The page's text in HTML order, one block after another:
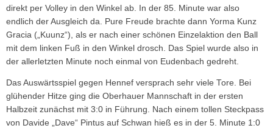
direkt per Volley in den Winkel ab. In der 85. Minute war also
endlich der Ausgleich da. Pure Freude brachte dann Yorma Kunz
Gracia („Kuunz“), als er nach einer schönen Einzelaktion den Ball
mit dem linken Fuß in den Winkel drosch. Das Spiel wurde also in
der allerletzten Minute noch einmal von Eudenbach gedreht.
Das Auswärtsspiel gegen Hennef versprach sehr viele Tore. Bei
glühender Hitze ging die Oberhauer Mannschaft in der ersten
Halbzeit zunächst mit 3:0 in Führung. Nach einem tollen Steckpass
von Davide „Dave“ Pintus auf Schwan hieß es in der 5. Minute 1:0